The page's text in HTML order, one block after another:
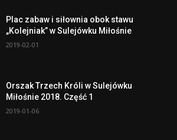
Plac zabaw i siłownia obok stawu
„Kolejniak” w Sulejówku Miłośnie
2019-02-01
Orszak Trzech Króli w Sulejówku
Miłośnie 2018. Część 1
2019-01-06